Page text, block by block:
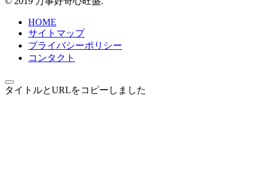
HOME
サイトマップ
プライバシーポリシー
コンタクト
タイトルとURLをコピーしました